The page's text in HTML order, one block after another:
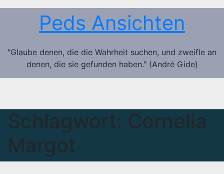
Zum
Peds Ansichten
"Glaube denen, die die Wahrheit suchen, und zweifle an
denen, die sie gefunden haben." (André Gide)
Schlagwort: Cornelia
Margot